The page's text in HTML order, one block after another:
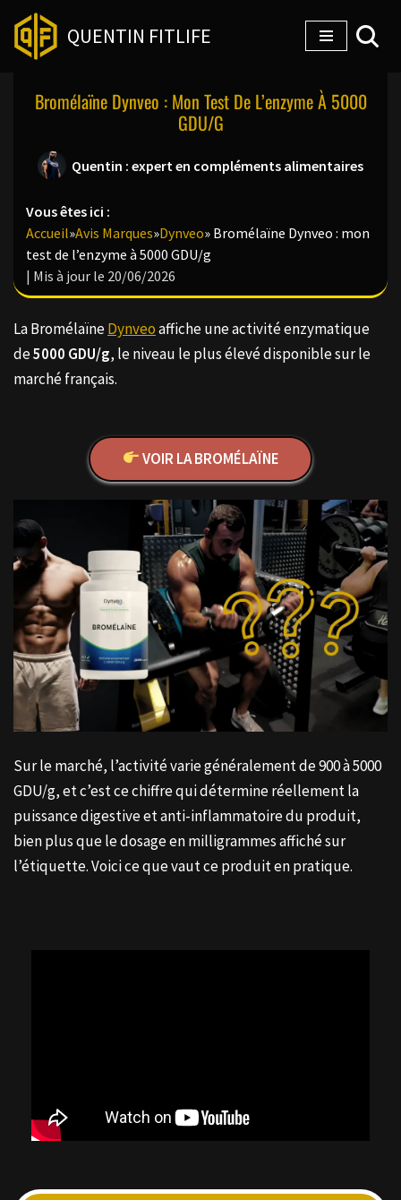
Aller
contenu
QUENTIN FITLIFE
Bromélaïne Dynveo : Mon Test De L’enzyme À 5000
GDU/g
Quentin : expert en compléments alimentaires
Vous êtes ici :
Accueil»Avis Marques»Dynveo» Bromélaïne Dynveo : mon
test de l’enzyme à 5000 GDU/g
| Mis à jour le 20/06/2026
La BromélaïneDynveoaffiche une activité enzymatique
de5000 GDU/g, le niveau le plus élevé disponible sur le
marché français.
VOIR LA BROMÉLAÏNE
Sur le marché, l’activité varie généralement de 900 à 5000
GDU/g, et c’est ce chiffre qui détermine réellement la
puissance digestive et anti-inflammatoire du produit,
bien plus que le dosage en milligrammes affiché sur
l’étiquette. Voici ce que vaut ce produit en pratique.